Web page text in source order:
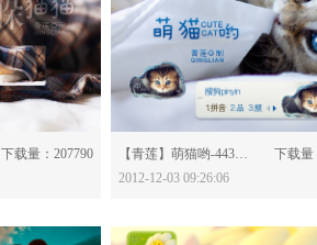
下载量：207790
分享：
【青莲】萌猫哟-443315
下载量
2012-12-03 09:26:06